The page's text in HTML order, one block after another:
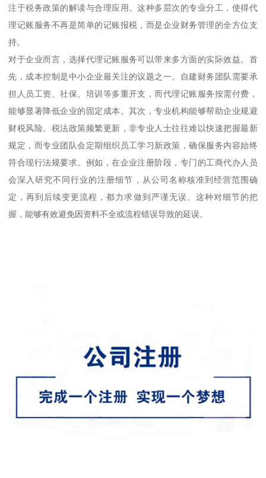
注于税务政策的解读与合理应用。这种多层次的专业分工，使得代
理记账服务不再是简单的记账报税，而是企业财务管理的全方位支
持。
对于企业而言，选择代理记账服务可以带来多方面的实际效益。首
先，成本控制是中小企业最关注的议题之一。自建财务团队需要承
担人员工资、社保、培训等多重开支，而代理记账服务按需付费，
能够显著降低企业的固定成本。其次，专业机构能够帮助企业规避
财税风险。税法政策频繁更新，非专业人士往往难以快速把握最新
规定，而专业团队会定期组织员工学习新政策，确保服务内容始终
符合现行法规要求。例如，在企业注册阶段，专门的工商代办人员
会深入研究不同行业的注册细节，从公司名称核准到经营范围确
定，再到后续变更流程，都力求做到严谨无误。这种对细节的把
握，能够有效避免因资料不全或流程错误导致的延误。